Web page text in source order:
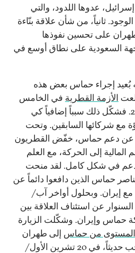
عدوها اللدود، والتي
ثانياً، من شأن علاقة بنّاءة
على تحسين نفوذها
السعودية على نطاق أوسع في
بُعيد إجراء حماس بعض هذه
الأزمة القطرية في الخامس
من حزيران/يونيو 2017. فشكّل ذلك سبباً إضافياً كي
مع شركائها السابقين. وتحت
عن دعم حماس، خفّض القطريون
إلى الحركة، مع العلم
في شكل كامل. لقد منحت
حماس الذين دافعوا دائماً عن
إيران. وبحلول أواخر آب/
أعلن السنوار عن استئناف العلاقة بين
حماس وإيران. وشكّلت الزيارة
المستوى من حماس إلى طهران
بقيادة العاروري المنتخَب حديثاً، في 20 تشرين الأول/